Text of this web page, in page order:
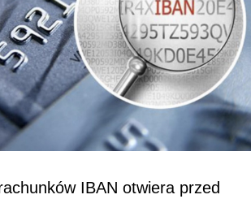
IBAN otwiera przed